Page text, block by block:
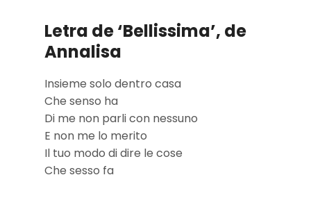
Letra de ‘Bellissima’, de
Annalisa
Insieme solo dentro casa
Che senso ha
Di me non parli con nessuno
E non me lo merito
Il tuo modo di dire le cose
Che sesso fa